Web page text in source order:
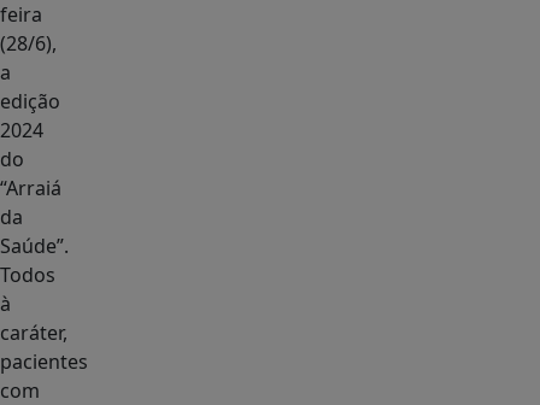
feira
(28/6),
a
edição
2024
do
“Arraiá
da
Saúde”.
Todos
à
caráter,
pacientes
com